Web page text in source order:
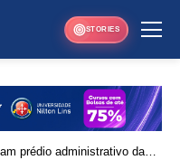
STORIES
prédio administrativo da